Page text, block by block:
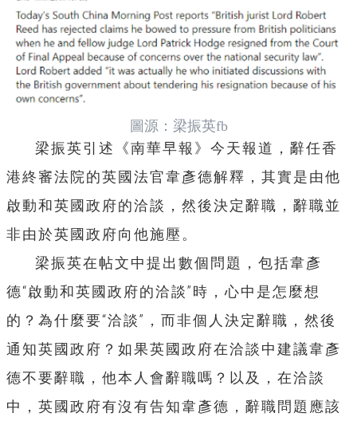
圖源：梁振英fb
梁振英引述《南華早報》今天報道，辭任香
港終審法院的英國法官韋彥德解釋，其實是由他
啟動和英國政府的洽談，然後決定辭職，辭職並
非由於英國政府向他施壓。
梁振英在帖文中提出數個問題，包括韋彥
德“啟動和英國政府的洽談”時，心中是怎麼想
的？為什麼要“洽談”，而非個人決定辭職，然後
通知英國政府？如果英國政府在洽談中建議韋彥
德不要辭職，他本人會辭職嗎？以及，在洽談
中，英國政府有沒有告知韋彥德，辭職問題應該